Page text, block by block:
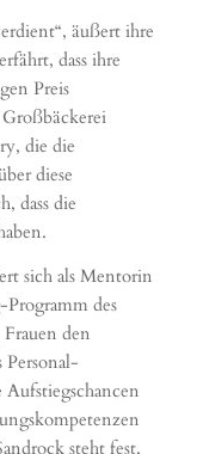
äußert ihre
dass ihre
Preis
die die
diese
dass die
sich als Mentorin
des
den
steht fest,